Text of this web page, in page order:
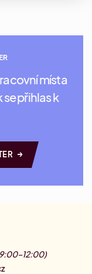
místa
přihlas k
→